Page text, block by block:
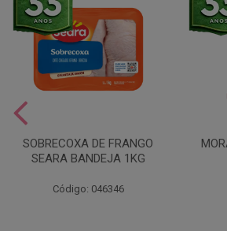
SOBRECOXA DE FRANGO
SEARA BANDEJA 1KG
Código: 046346